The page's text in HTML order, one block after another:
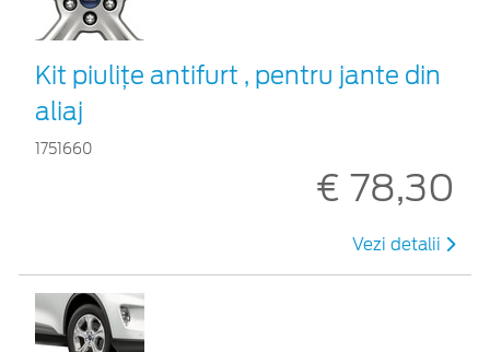
Kit piuliţe antifurt , pentru jante din
aliaj
1751660
€ 78,30
Vezi detalii